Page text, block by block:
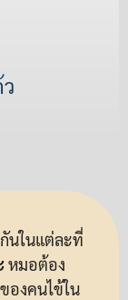
นในแต่ละที่
หมอต้อง
องคนไข้ใน